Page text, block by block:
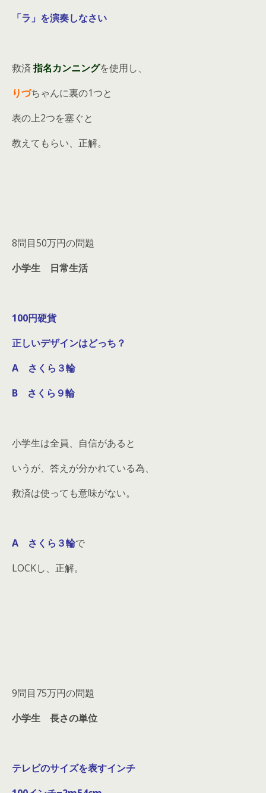
「ラ」を演奏しなさい
救済 指名カンニングを使用し、
りづちゃんに裏の1つと
表の上2つを塞ぐと
教えてもらい、正解。
8問目50万円の問題
小学生 日常生活
100円硬貨
正しいデザインはどっち？
A さくら３輪
B さくら９輪
小学生は全員、自信があると
いうが、答えが分かれている為、
救済は使っても意味がない。
A さくら３輪で
LOCKし、正解。
9問目75万円の問題
小学生 長さの単位
テレビのサイズを表すインチ